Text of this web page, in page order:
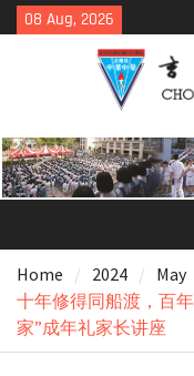
Skip
to
08 Aug, 2026
Home 2024 May
十年修得同船渡，百
家”成年礼家长讲座